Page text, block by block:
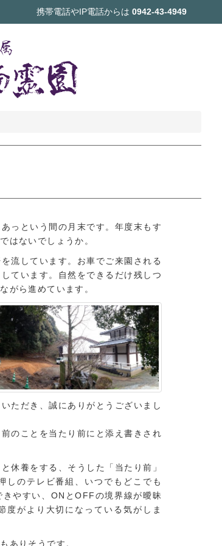
携帯電話やIP電話からは 0942-43-4949
っという間の月末です。年度末もす
はないでしょうか。
流しています。お車でご来園される
ています。自然をできるだけ残しつ
がら進めています。
ただき、誠にありがとうございまし
のことを当たり前にと添え書きされ
休養をする、そうした「当たり前」
しのテレビ番組、いつでもどこでも
きやすい、ONとOFFの境界線が曖昧
度がより大切になっている気がしま
ありそうです。